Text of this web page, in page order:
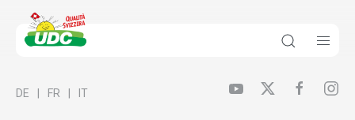
DE FR IT